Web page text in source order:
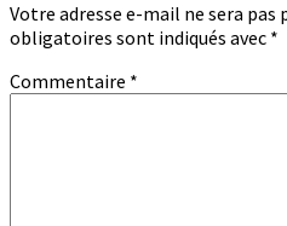
Votre adresse e-mail ne sera pas
obligatoires sont indiqués avec *
Commentaire *